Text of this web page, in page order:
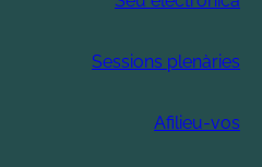
Sessions plenàries
Afilieu-vos